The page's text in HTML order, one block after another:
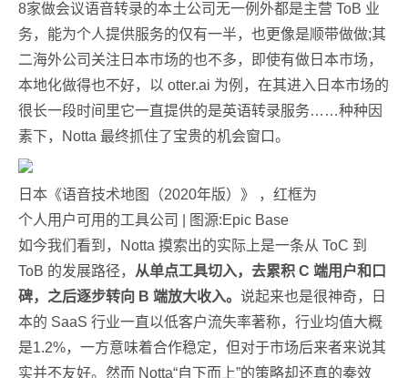
8家做会议语音转录的本土公司无一例外都是主营 ToB 业
务，能为个人提供服务的仅有一半，也更像是顺带做做;其
二海外公司关注日本市场的也不多，即使有做日本市场，
本地化做得也不好，以 otter.ai 为例，在其进入日本市场的
很长一段时间里它一直提供的是英语转录服务……种种因
素下，Notta 最终抓住了宝贵的机会窗口。
日本《语音技术地图（2020年版）》 ，红框为
个人用户可用的工具公司 | 图源:Epic Base
如今我们看到，Notta 摸索出的实际上是一条从 ToC 到
ToB 的发展路径， 从单点工具切入，去累积 C 端用户和口
碑，之后逐步转向 B 端放大收入。 说起来也是很神奇，日
本的 SaaS 行业一直以低客户流失率著称，行业均值大概
是1.2%，一方意味着合作稳定，但对于市场后来者来说其
实并不友好。然而 Notta“自下而上”的策略却还真的奏效